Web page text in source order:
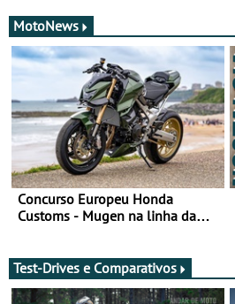
MotoNews
Concurso Europeu Honda
Customs - Mugen na linha da
Test-Drives e Comparativos